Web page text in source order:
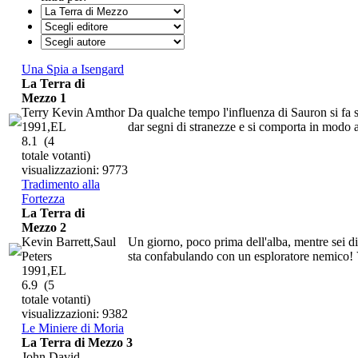
Una Spia a Isengard
Da qualche tempo l'influenza di Sauron si fa
dar segni di stranezze e si comporta in modo
La Terra di
Mezzo 1
Terry Kevin Amthor
1991,EL
8.1
(4
totale votanti)
visualizzazioni: 9773
Tradimento alla
Fortezza
Un giorno, poco prima dell'alba, mentre sei
sta confabulando con un esploratore nemico!
La Terra di
Mezzo 2
Kevin Barrett,Saul
Peters
1991,EL
6.9 (5
totale votanti)
visualizzazioni: 9382
Le Miniere di Moria
La Terra di Mezzo 3